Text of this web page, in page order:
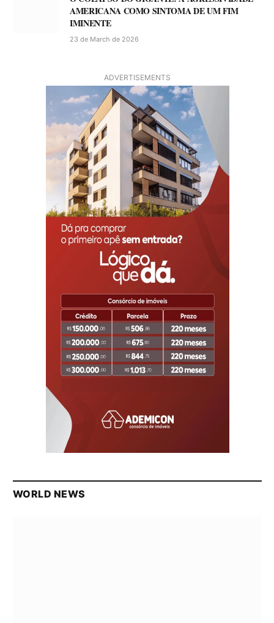
AMERICANA COMO SINTOMA DE UM FIM
IMINENTE
23 de March de 2026
ADVERTISEMENTS
WORLD NEWS